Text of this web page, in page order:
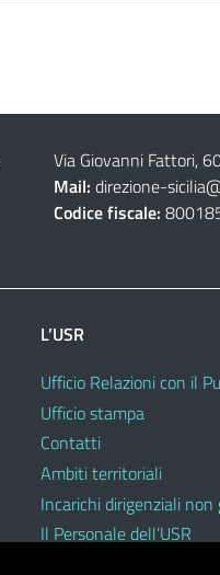
Via Giovanni Fattori,
Mail: direzione-
Codice fiscale:
L’USR
Ufficio Relazioni con il
Ufficio stampa
Contatti
Ambiti territoriali
Incarichi dirigenziali non
Il Personale dell’USR